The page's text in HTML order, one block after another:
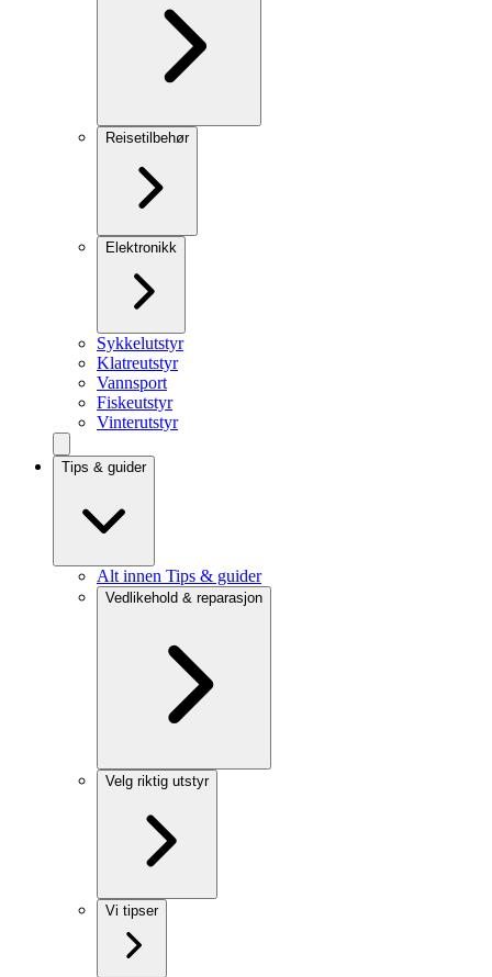
Reisetilbehør
Elektronikk
Sykkelutstyr
Klatreutstyr
Vannsport
Fiskeutstyr
Vinterutstyr
Tips & guider
Alt innen Tips & guider
Vedlikehold & reparasjon
Velg riktig utstyr
Vi tipser